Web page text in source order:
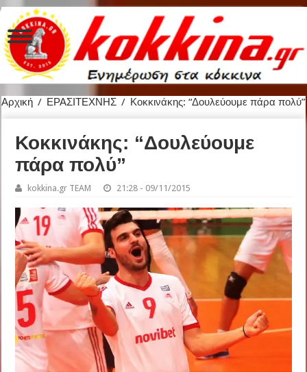
Αρχική / ΕΡΑΣΙΤΕΧΝΗΣ / Κοκκινάκης: “Δουλεύουμε πάρα πολύ”
Κοκκινάκης: “Δουλεύουμε
πάρα πολύ”
kokkina.gr TEAM 21:28 - 09/11/2015